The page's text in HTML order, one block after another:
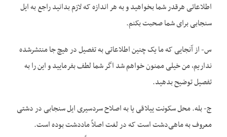
اطلاعاتی هرقدر شما بخواهید و به هر اندازه که لازم بدانید راجع به ایل
سنجابی برای شما صحبت بکنم.
س- از آنجایی که ما یک چنین اطلاعاتی به تفصیل در هیچ جا منتشرشده
نداریم، من خیلی ممنون خواهم شد اگر شما لطف بفرمایید و این را به
تفصیل توضیح بدهید.
ج- بله. محل سکونت ییلاقی یا به اصلاح سردسیری ایل سنجابی در دشتی
معروف به ماهی‌‌دشت است که در لغت اصلاً ماددشت بوده است.